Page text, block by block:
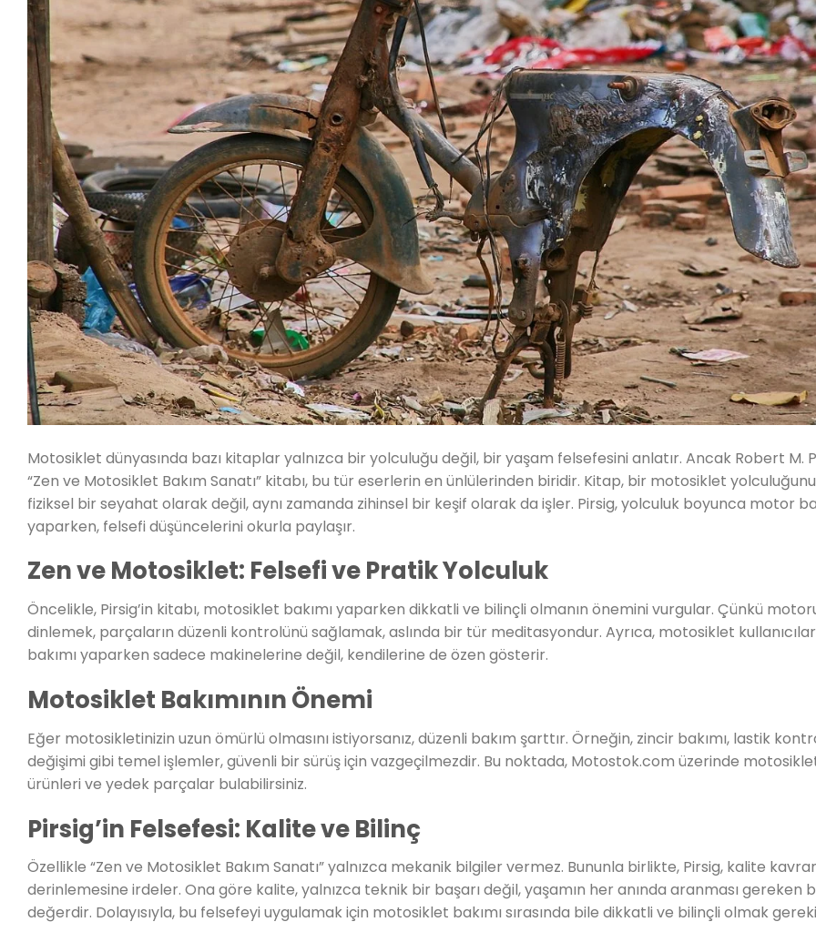
Motosiklet dünyasında bazı kitaplar yalnızca bir yolculuğu değil, bir yaşam felsefesini anlatır. Ancak Robert M.
“Zen ve Motosiklet Bakım Sanatı” kitabı, bu tür eserlerin en ünlülerinden biridir. Kitap, bir motosiklet
fiziksel bir seyahat olarak değil, aynı zamanda zihinsel bir keşif olarak da işler. Pirsig, yolculuk boyunca motor
yaparken, felsefi düşüncelerini okurla paylaşır.
Zen ve Motosiklet: Felsefi ve Pratik Yolculuk
Öncelikle, Pirsig’in kitabı, motosiklet bakımı yaparken dikkatli ve bilinçli olmanın önemini vurgular. Çünkü
dinlemek, parçaların düzenli kontrolünü sağlamak, aslında bir tür meditasyondur. Ayrıca, motosiklet
bakımı yaparken sadece makinelerine değil, kendilerine de özen gösterir.
Motosiklet Bakımının Önemi
Eğer motosikletinizin uzun ömürlü olmasını istiyorsanız, düzenli bakım şarttır. Örneğin, zincir bakımı, lastik
değişimi gibi temel işlemler, güvenli bir sürüş için vazgeçilmezdir. Bu noktada, Motostok.com üzerinde
ürünleri ve yedek parçalar bulabilirsiniz.
Pirsig’in Felsefesi: Kalite ve Bilinç
Özellikle “Zen ve Motosiklet Bakım Sanatı” yalnızca mekanik bilgiler vermez. Bununla birlikte, Pirsig, kalite
derinlemesine irdeler. Ona göre kalite, yalnızca teknik bir başarı değil, yaşamın her anında aranması gereken
değerdir. Dolayısıyla, bu felsefeyi uygulamak için motosiklet bakımı sırasında bile dikkatli ve bilinçli olmak